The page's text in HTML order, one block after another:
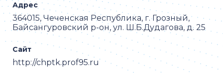
Адрес
364015, Чеченская Республика, г. Грозный,
Байсангуровский р-он, ул. Ш.Б.Дудагова, д. 25
Сайт
http://chptk.prof95.ru